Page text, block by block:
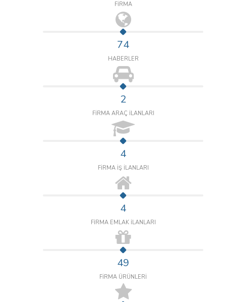
FİRMA
74
HABERLER
2
FİRMA ARAÇ İLANLARI
4
FİRMA İŞ İLANLARI
4
FİRMA EMLAK İLANLARI
49
FİRMA ÜRÜNLERİ